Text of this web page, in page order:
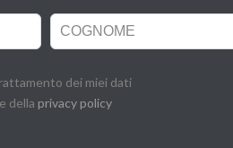
dei miei dati
della privacy policy